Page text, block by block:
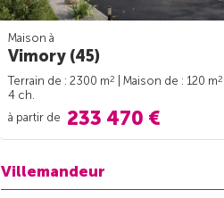
Maison à
Vimory (45)
Terrain de : 2300 m2 | Maison de : 120 m2
4 ch.
à partir de 233 470 €
Villemandeur